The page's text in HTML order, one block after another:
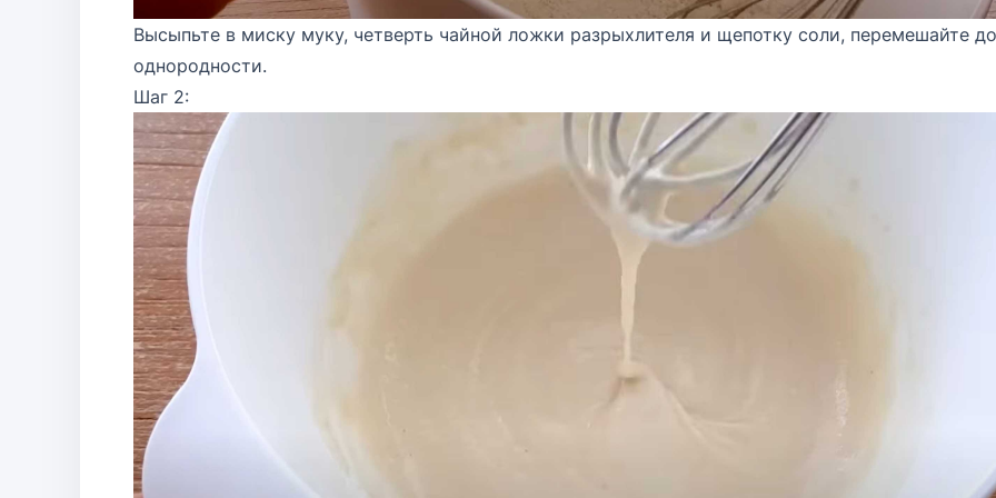
Высыпьте в миску муку, четверть чайной ложки разрыхлителя и щепотку соли, перемешайте до
однородности.
Шаг 2: